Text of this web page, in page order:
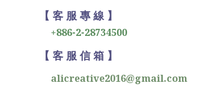
【 客 服 專 線 】
+886-2-28734500
【 客 服 信 箱 】
alicreative2016@gmail.com